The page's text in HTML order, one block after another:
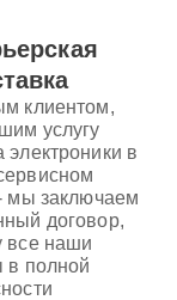
клиентом,
услугу
электроники в
мы заключаем
договор,
все наши
в полной